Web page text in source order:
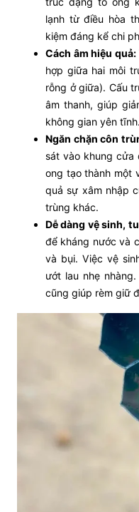
lạnh từ điều hòa
kiệm đáng kể chi
Cách âm hiệu quả:
hợp giữa hai môi
rỗng ở giữa). Cấu
âm thanh, giúp
không gian yên tĩnh.
Ngăn chặn côn
sát vào khung cửa
ong tạo thành một
quả sự xâm nhập
trùng khác.
Dễ dàng vệ sinh,
để kháng nước và
và bụi. Việc vệ
ướt lau nhẹ
cũng giúp rèm giữ